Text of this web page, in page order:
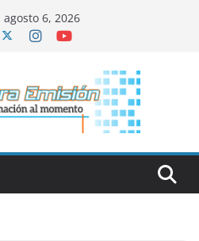
agosto 6, 2026